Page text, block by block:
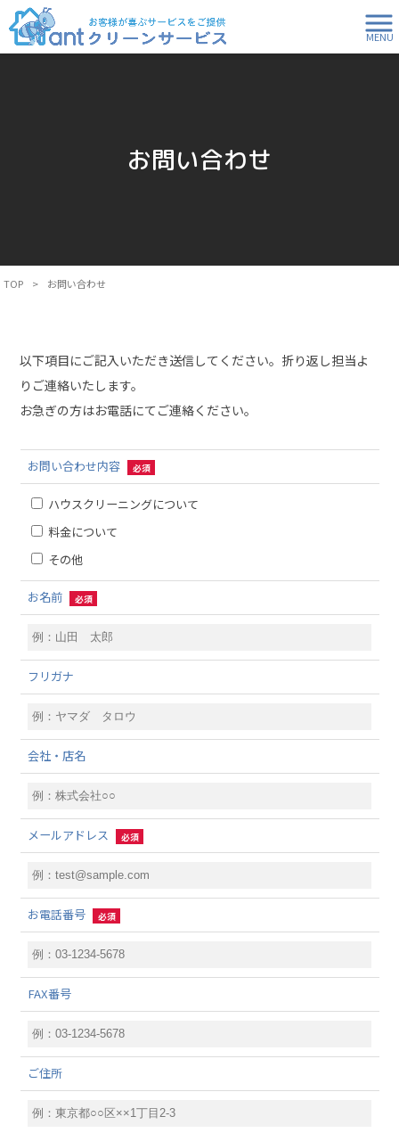
MENU
お問い合わせ
TOP > お問い合わせ
以下項目にご記入いただき送信してください。折り返し担当よ
りご連絡いたします。
お急ぎの方はお電話にてご連絡ください。
お問い合わせ内容 必須
ハウスクリーニングについて
料金について
その他
お名前 必須
フリガナ
会社・店名
メールアドレス 必須
お電話番号 必須
FAX番号
ご住所